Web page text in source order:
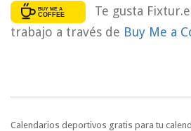
Te gusta
trabajo a través de Buy Me a
Calendarios deportivos gratis para tu